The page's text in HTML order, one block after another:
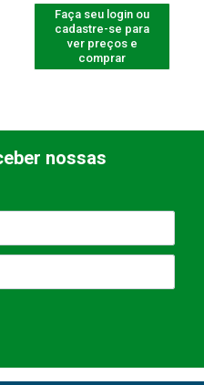
Faça seu login ou
cadastre-se para
ver preços e
comprar
nossas